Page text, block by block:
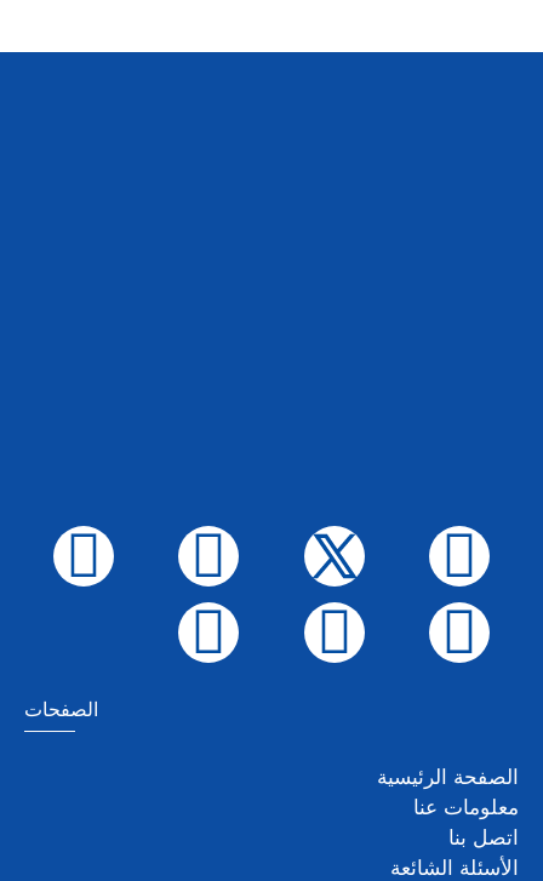
الصفحات
الصفحة الرئيسية
معلومات عنا
اتصل بنا
الأسئلة الشائعة